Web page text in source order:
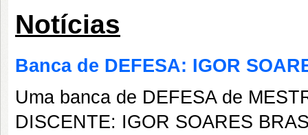
Notícias
Banca de DEFESA: IGOR
Uma banca de DEFESA de
DISCENTE: IGOR SOARES